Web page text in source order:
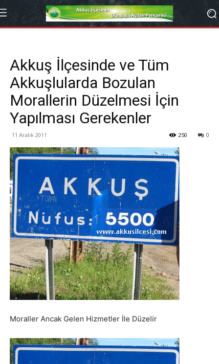
Akkuş İlçesinde ve Tüm
Akkuşlularda Bozulan
Morallerin Düzelmesi İçin
Yapılması Gerekenler
11 Aralık 2011 0
250
Moraller Ancak Gelen Hizmetler İle Düzelir